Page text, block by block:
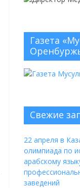
Газета
Свежие
22 апреля в
олимпиада по
арабскому
заведений